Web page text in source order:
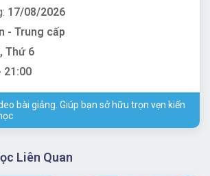
17/08/2026
- Trung cấp
Thứ 6
21:00
bài giảng. Giúp bạn sở hữu trọn vẹn kiến
Liên Quan